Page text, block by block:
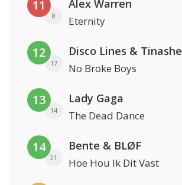
11
8
Alex Warren
Eternity
12
17
Disco Lines & Tinashe
No Broke Boys
13
14
Lady Gaga
The Dead Dance
14
21
Bente & BLØF
Hoe Hou Ik Dit Vast